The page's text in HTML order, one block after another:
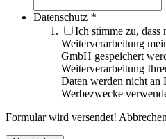
Datenschutz *
Ich stimme zu, dass
Weiterverarbeitung
GmbH gespeichert
Weiterverarbeitung
Daten werden nicht an
Werbezwecke
Formular wird versendet!